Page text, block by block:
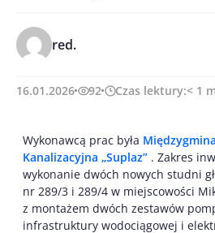
red.
16.01.2026 92 Czas lektury:< 1
Wykonawcą prac była
Kanalizacyjna „Suplaz” . Zakres
wykonanie dwóch nowych studni
nr 289/3 i 289/4 w miejscowości
z montażem dwóch zestawów
infrastruktury wodociągowej i